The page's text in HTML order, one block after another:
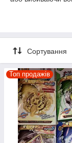
або залишився
Сортування
Топ продажів